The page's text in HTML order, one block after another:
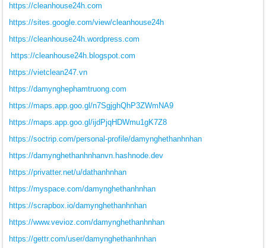
https://cleanhouse24h.com
https://sites.google.com/view/cleanhouse24h
https://cleanhouse24h.wordpress.com
https://cleanhouse24h.blogspot.com
https://vietclean247.vn
https://damynghephamtruong.com
https://maps.app.goo.gl/n7SgjghQhP3ZWmNA9
https://maps.app.goo.gl/ijdPjqHDWmu1gK7Z8
https://soctrip.com/personal-profile/damynghethanhnhan
https://damynghethanhnhanvn.hashnode.dev
https://privatter.net/u/dathanhnhan
https://myspace.com/damynghethanhnhan
https://scrapbox.io/damynghethanhnhan
https://www.vevioz.com/damynghethanhnhan
https://gettr.com/user/damynghethanhnhan